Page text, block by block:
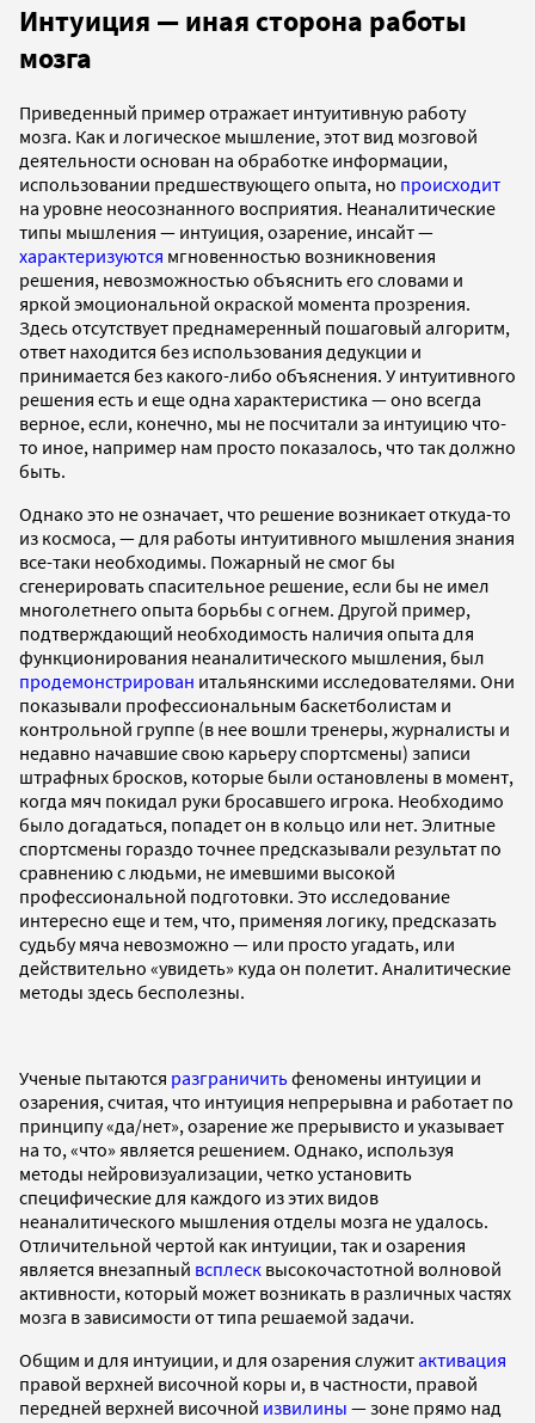
Интуиция — иная сторона работы
мозга
Приведенный пример отражает интуитивную работу
мозга. Как и логическое мышление, этот вид мозговой
деятельности основан на обработке информации,
использовании предшествующего опыта, но происходит
на уровне неосознанного восприятия. Неаналитические
типы мышления — интуиция, озарение, инсайт —
характеризуются мгновенностью возникновения
решения, невозможностью объяснить его словами и
яркой эмоциональной окраской момента прозрения.
Здесь отсутствует преднамеренный пошаговый алгоритм,
ответ находится без использования дедукции и
принимается без какого-либо объяснения. У интуитивного
решения есть и еще одна характеристика — оно всегда
верное, если, конечно, мы не посчитали за интуицию что-
то иное, например нам просто показалось, что так должно
быть.
Однако это не означает, что решение возникает откуда-то
из космоса, — для работы интуитивного мышления знания
все-таки необходимы. Пожарный не смог бы
сгенерировать спасительное решение, если бы не имел
многолетнего опыта борьбы с огнем. Другой пример,
подтверждающий необходимость наличия опыта для
функционирования неаналитического мышления, был
продемонстрирован итальянскими исследователями. Они
показывали профессиональным баскетболистам и
контрольной группе (в нее вошли тренеры, журналисты и
недавно начавшие свою карьеру спортсмены) записи
штрафных бросков, которые были остановлены в момент,
когда мяч покидал руки бросавшего игрока. Необходимо
было догадаться, попадет он в кольцо или нет. Элитные
спортсмены гораздо точнее предсказывали результат по
сравнению с людьми, не имевшими высокой
профессиональной подготовки. Это исследование
интересно еще и тем, что, применяя логику, предсказать
судьбу мяча невозможно — или просто угадать, или
действительно «увидеть» куда он полетит. Аналитические
методы здесь бесполезны.
Ученые пытаются разграничитьфеномены интуиции и
озарения, считая, что интуиция непрерывна и работает по
принципу «да/нет», озарение же прерывисто и указывает
на то, «что» является решением. Однако, используя
методы нейровизуализации, четко установить
специфические для каждого из этих видов
неаналитического мышления отделы мозга не удалось.
Отличительной чертой как интуиции, так и озарения
является внезапный всплеск высокочастотной волновой
активности, который может возникать в различных частях
мозга в зависимости от типа решаемой задачи.
Общим и для интуиции, и для озарения служитактивация
правой верхней височной коры и, в частности, правой
передней верхней височной извилины — зоне прямо над